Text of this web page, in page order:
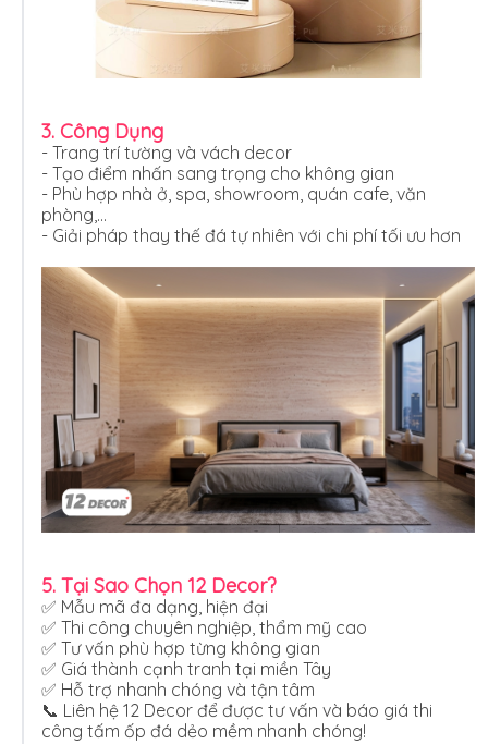
3. Công Dụng
- Trang trí tường và vách decor
- Tạo điểm nhấn sang trọng cho không gian
- Phù hợp nhà ở, spa, showroom, quán cafe, văn
phòng,…
- Giải pháp thay thế đá tự nhiên với chi phí tối ưu hơn
5. Tại Sao Chọn 12 Decor?
✅ Mẫu mã đa dạng, hiện đại
✅ Thi công chuyên nghiệp, thẩm mỹ cao
✅ Tư vấn phù hợp từng không gian
✅ Giá thành cạnh tranh tại miền Tây
✅ Hỗ trợ nhanh chóng và tận tâm
📞 Liên hệ 12 Decor để được tư vấn và báo giá thi
công tấm ốp đá dẻo mềm nhanh chóng!